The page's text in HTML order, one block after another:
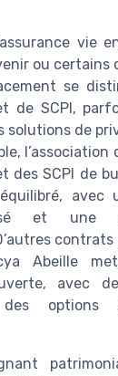
vie
ou
se
de SCPI,
de
des SCPI de
avec
et une
Abeille
avec
options